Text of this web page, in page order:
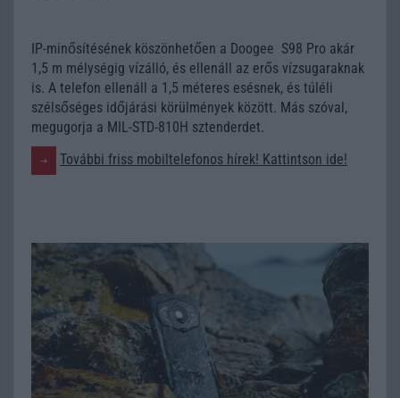
IP-minősítésének köszönhetően a Doogee S98 Pro akár
1,5 m mélységig vízálló, és ellenáll az erős vízsugaraknak
is. A telefon ellenáll a 1,5 méteres esésnek, és túléli
szélsőséges időjárási körülmények között. Más szóval,
megugorja a MIL-STD-810H sztenderdet.
További friss mobiltelefonos hírek! Kattintson ide!